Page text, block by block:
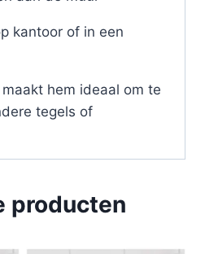
kantoor of in een
hem ideaal om te
tegels of
producten